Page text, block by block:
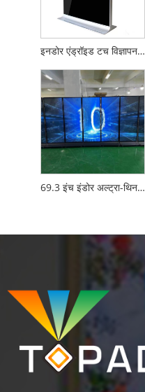
इनडोर एंड्रॉइड टच विज्ञापन प्लेयर
69.3 इंच इंडोर अल्ट्रा-थिन एलसीडी फ्री स्टैंडिंग फुल स्क्रीन डिजिटल साइनेज